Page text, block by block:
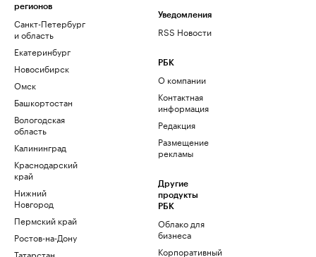
регионов
Санкт-Петербург
и область
Екатеринбург
Новосибирск
Омск
Башкортостан
Вологодская
область
Калининград
Краснодарский
край
Нижний
Новгород
Пермский край
Ростов-на-Дону
Татарстан
Уведомления
RSS Новости
РБК
О компании
Контактная
информация
Редакция
Размещение
рекламы
Другие
продукты
РБК
Облако для
бизнеса
Корпоративный